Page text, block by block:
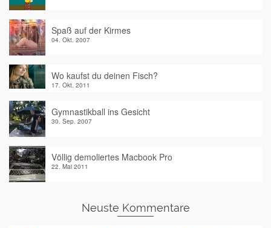
Spaß auf der Kirmes
04. Okt. 2007
Wo kaufst du deinen Fisch?
17. Okt. 2011
Gymnastikball ins Gesicht
30. Sep. 2007
Völlig demoliertes Macbook Pro
22. Mai 2011
Neuste Kommentare